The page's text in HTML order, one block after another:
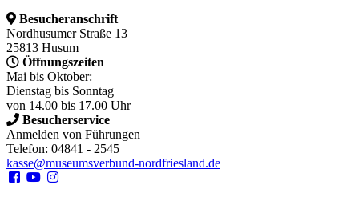
Besucheranschrift
Nordhusumer Straße 13
25813 Husum
Öffnungszeiten
Mai bis Oktober:
Dienstag bis Sonntag
von 14.00 bis 17.00 Uhr
Besucherservice
Anmelden von Führungen
Telefon: 04841 - 2545
kasse@museumsverbund-nordfriesland.de